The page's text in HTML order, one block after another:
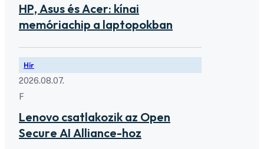
HP, Asus és Acer: kínai
memóriachip a laptopokban
Hír
2026.08.07.
F
Lenovo csatlakozik az Open
Secure AI Alliance-hoz